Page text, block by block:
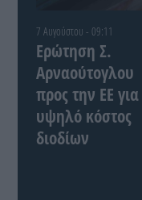
7 Αυγούστου - 09:11
Ερώτηση Σ.
Αρναούτογλου
προς την ΕΕ
υψηλό κόστος
διοδίων